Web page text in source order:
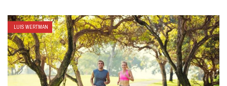
LUIS WERTMAN